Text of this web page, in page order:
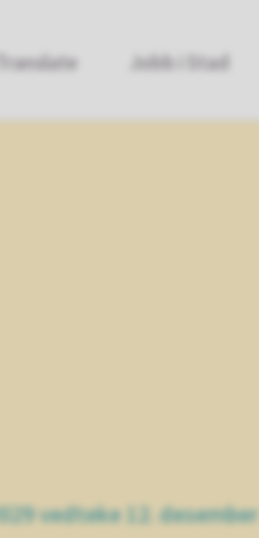
Translate Jobb i Stad
vedteke 12. desember